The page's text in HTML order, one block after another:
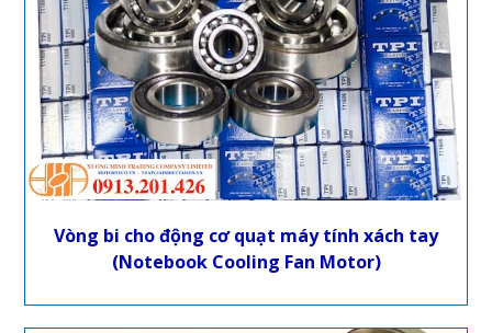
Vòng bi cho động cơ quạt máy tính xách tay
(Notebook Cooling Fan Motor)